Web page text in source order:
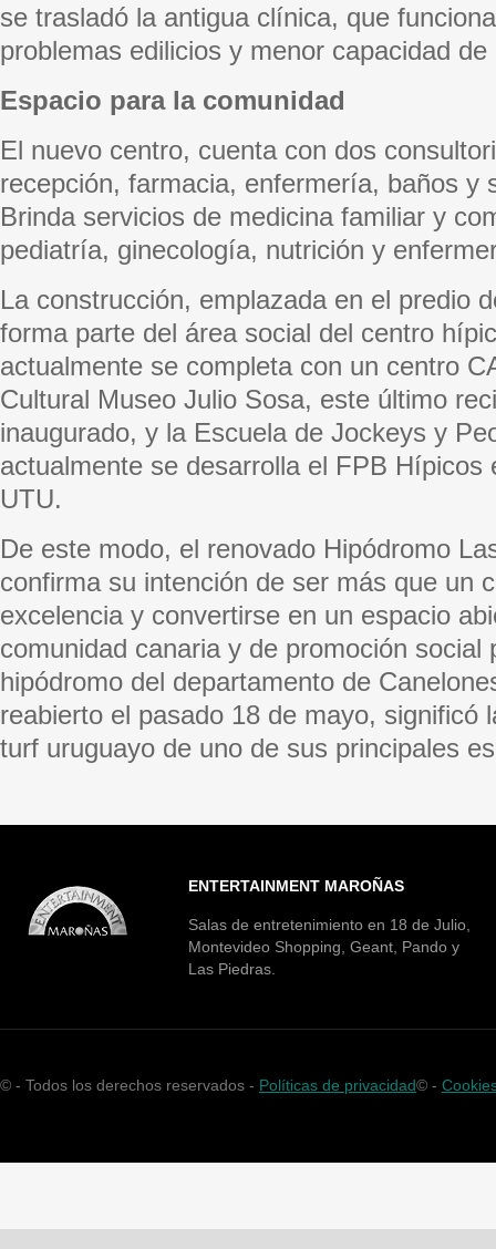
se trasladó la antigua clínica, que
problemas edilicios y menor capacidad de
Espacio para la comunidad
El nuevo centro, cuenta con dos
recepción, farmacia, enfermería, baños y
Brinda servicios de medicina familiar y
pediatría, ginecología, nutrición y
La construcción, emplazada en el predio
forma parte del área social del centro
actualmente se completa con un centro
Cultural Museo Julio Sosa, este último
inaugurado, y la Escuela de Jockeys y
actualmente se desarrolla el FPB Hípicos
UTU.
De este modo, el renovado Hipódromo
confirma su intención de ser más que un
excelencia y convertirse en un espacio
comunidad canaria y de promoción social
hipódromo del departamento de
reabierto el pasado 18 de mayo, significó
turf uruguayo de uno de sus principales
ENTERTAINMENT MAROÑAS
Salas de entretenimiento en 18 de Julio,
Montevideo Shopping, Geant, Pando y
Las Piedras.
© - Todos los derechos reservados - Políticas de privacidad© -